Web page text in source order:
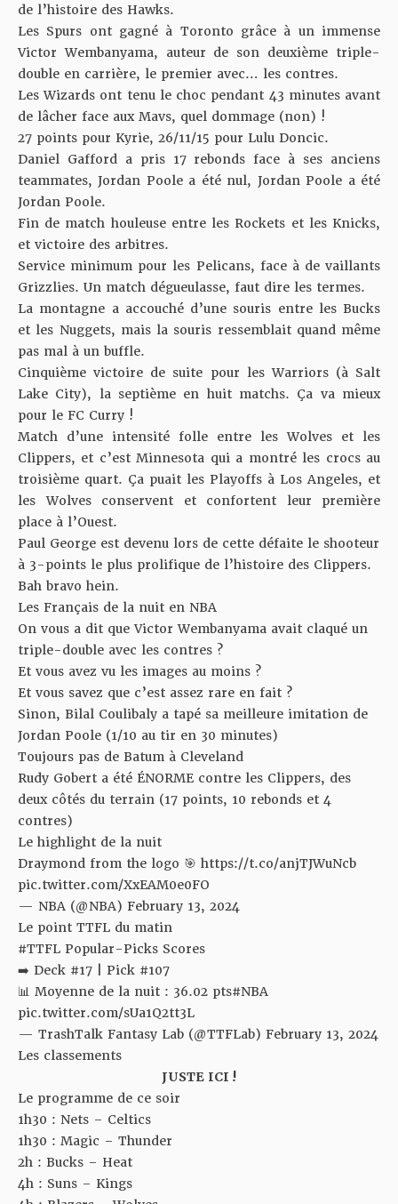
de l’histoire des Hawks.
Les Spurs ont gagné à Toronto grâce à un immense
Victor Wembanyama, auteur de son deuxième triple-
double en carrière, le premier avec… les contres.
Les Wizards ont tenu le choc pendant 43 minutes avant
de lâcher face aux Mavs, quel dommage (non) !
27 points pour Kyrie, 26/11/15 pour Lulu Doncic.
Daniel Gafford a pris 17 rebonds face à ses anciens
teammates, Jordan Poole a été nul, Jordan Poole a été
Jordan Poole.
Fin de match houleuse entre les Rockets et les Knicks,
et victoire des arbitres.
Service minimum pour les Pelicans, face à de vaillants
Grizzlies. Un match dégueulasse, faut dire les termes.
La montagne a accouché d’une souris entre les Bucks
et les Nuggets, mais la souris ressemblait quand même
pas mal à un buffle.
Cinquième victoire de suite pour les Warriors (à Salt
Lake City), la septième en huit matchs. Ça va mieux
pour le FC Curry !
Match d’une intensité folle entre les Wolves et les
Clippers, et c’est Minnesota qui a montré les crocs au
troisième quart. Ça puait les Playoffs à Los Angeles, et
les Wolves conservent et confortent leur première
place à l’Ouest.
Paul George est devenu lors de cette défaite le shooteur
à 3-points le plus prolifique de l’histoire des Clippers.
Bah bravo hein.
Les Français de la nuit en NBA
On vous a dit que Victor Wembanyama avait claqué un
triple-double avec les contres ?
Et vous avez vu les images au moins ?
Et vous savez que c’est assez rare en fait ?
Sinon, Bilal Coulibaly a tapé sa meilleure imitation de
Jordan Poole (1/10 au tir en 30 minutes)
Toujours pas de Batum à Cleveland
Rudy Gobert a été ÉNORME contre les Clippers, des
deux côtés du terrain (17 points, 10 rebonds et 4
contres)
Le highlight de la nuit
Draymond from the logo 🎯 https://t.co/anjTJWuNcb
pic.twitter.com/XxEAM0e0FO
— NBA (@NBA) February 13, 2024
Le point TTFL du matin
#TTFL Popular-Picks Scores
➡️ Deck #17 | Pick #107
📊 Moyenne de la nuit : 36.02 pts#NBA
pic.twitter.com/sUa1Q2tt3L
— TrashTalk Fantasy Lab (@TTFLab) February 13, 2024
Les classements
JUSTE ICI !
Le programme de ce soir
1h30 : Nets – Celtics
1h30 : Magic – Thunder
2h : Bucks – Heat
4h : Suns – Kings